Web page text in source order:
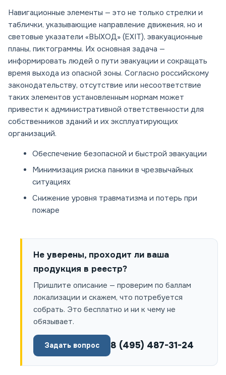
Навигационные элементы — это не только стрелки и
таблички, указывающие направление движения, но и
световые указатели «ВЫХОД» (EXIT), эвакуационные
планы, пиктограммы. Их основная задача —
информировать людей о пути эвакуации и сокращать
время выхода из опасной зоны. Согласно российскому
законодательству, отсутствие или несоответствие
таких элементов установленным нормам может
привести к административной ответственности для
собственников зданий и их эксплуатирующих
организаций.
Обеспечение безопасной и быстрой эвакуации
Минимизация риска паники в чрезвычайных
ситуациях
Снижение уровня травматизма и потерь при
пожаре
Не уверены, проходит ли ваша
продукция в реестр?
Пришлите описание — проверим по баллам
локализации и скажем, что потребуется
собрать. Это бесплатно и ни к чему не
обязывает.
Задать вопрос 8 (495) 487-31-24